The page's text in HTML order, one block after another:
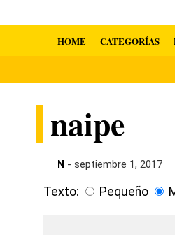
HOME CATEGORÍAS
naipe
N - septiembre 1, 2017
Texto: Pequeño